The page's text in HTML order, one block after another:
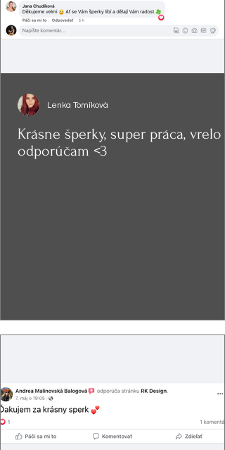
Krásne šperky, super práca, vrelo
odporúčam <3
Lenka Tomíková